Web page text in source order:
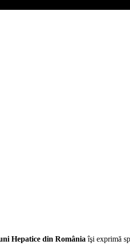
Hepatice din România îşi exprimă